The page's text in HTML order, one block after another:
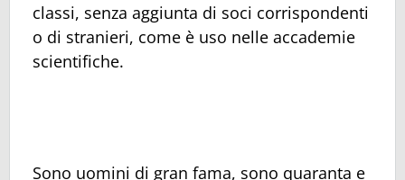
classi, senza aggiunta di soci corrispondenti
o di stranieri, come è uso nelle accademie
scientifiche.
Sono uomini di gran fama, sono quaranta e